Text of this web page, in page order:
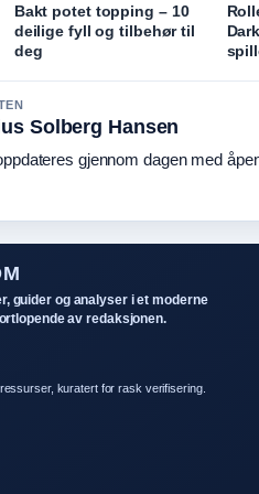
Bakt potet topping – 10
deilige fyll og tilbehør til
deg
Solberg Hansen
gjennom dagen med
guider og analyser i et moderne
av redaksjonen.
kuratert for rask verifisering.